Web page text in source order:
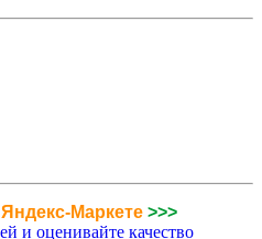
Яндекс-Маркете >>>